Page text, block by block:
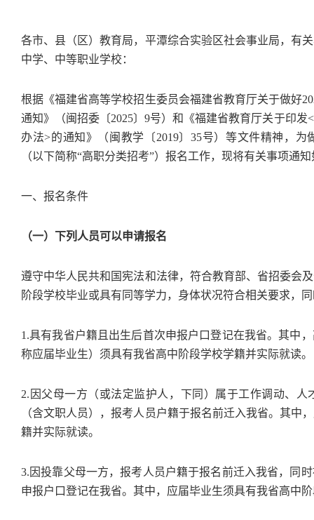
各市、县（区）教育局，平潭综合实验区社会事业局，有
中学、中等职业学校：
根据《福建省高等学校招生委员会福建省教育厅关于做好
通知》（闽招委〔2025〕9号）和《福建省教育厅关于印
办法>的通知》（闽教学〔2019〕35号）等文件精神，为
（以下简称“高职分类招考”）报名工作，现将有关事项通
一、报名条件
（一）下列人员可以申请报名
遵守中华人民共和国宪法和法律，符合教育部、省招委会
阶段学校毕业或具有同等学力，身体状况符合相关要求，
1.具有我省户籍且出生后首次申报户口登记在我省。其中
称应届毕业生）须具有我省高中阶段学校学籍并实际就读。
2.因父母一方（或法定监护人，下同）属于工作调动、
（含文职人员），报考人员户籍于报名前迁入我省。其中
籍并实际就读。
3.因投靠父母一方，报考人员户籍于报名前迁入我省，同
申报户口登记在我省。其中，应届毕业生须具有我省高中